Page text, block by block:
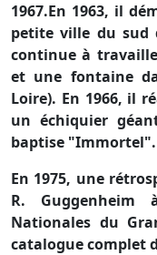
1967.En 1963, il
petite ville du sud
continue à
et une fontaine
Loire). En 1966, il
un échiquier
baptise "Immortel".
En 1975, une
R.
Nationales du
catalogue complet